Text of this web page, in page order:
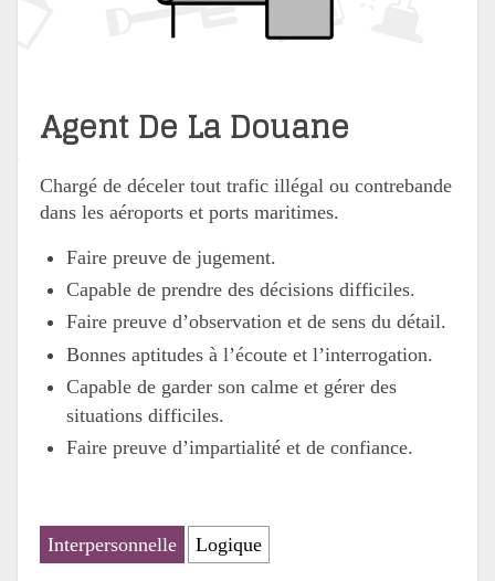
Agent De La Douane
Chargé de déceler tout trafic illégal ou contrebande
dans les aéroports et ports maritimes.
Faire preuve de jugement.
Capable de prendre des décisions difficiles.
Faire preuve d’observation et de sens du détail.
Bonnes aptitudes à l’écoute et l’interrogation.
Capable de garder son calme et gérer des
situations difficiles.
Faire preuve d’impartialité et de confiance.
Interpersonnelle Logique